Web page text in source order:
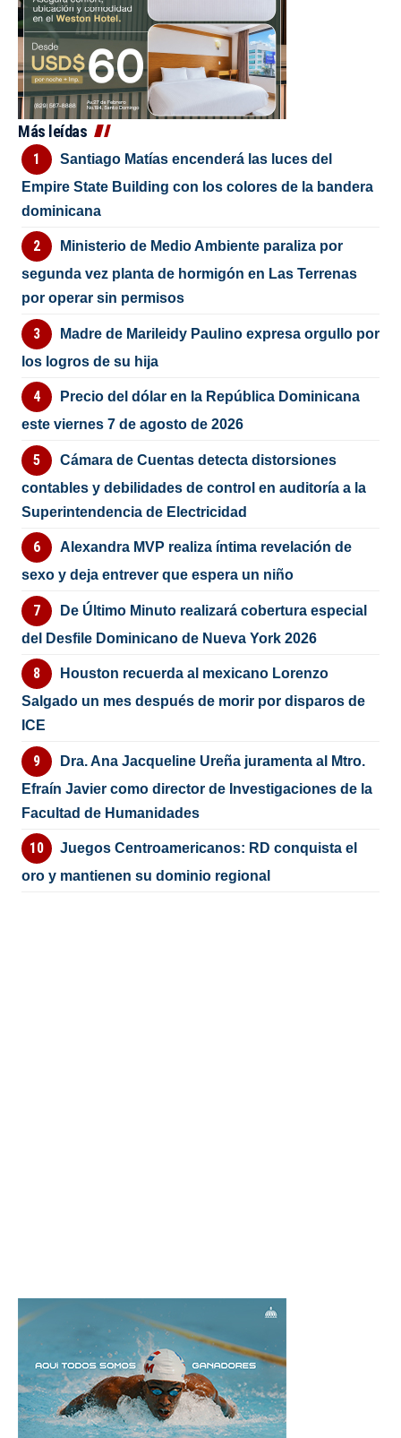
Más leídas
Santiago Matías encenderá las luces del
Empire State Building con los colores de la bandera
dominicana
Ministerio de Medio Ambiente paraliza por
segunda vez planta de hormigón en Las Terrenas
por operar sin permisos
Madre de Marileidy Paulino expresa orgullo por
los logros de su hija
Precio del dólar en la República Dominicana
este viernes 7 de agosto de 2026
Cámara de Cuentas detecta distorsiones
contables y debilidades de control en auditoría a la
Superintendencia de Electricidad
Alexandra MVP realiza íntima revelación de
sexo y deja entrever que espera un niño
De Último Minuto realizará cobertura especial
del Desfile Dominicano de Nueva York 2026
Houston recuerda al mexicano Lorenzo
Salgado un mes después de morir por disparos de
ICE
Dra. Ana Jacqueline Ureña juramenta al Mtro.
Efraín Javier como director de Investigaciones de la
Facultad de Humanidades
Juegos Centroamericanos: RD conquista el
oro y mantienen su dominio regional